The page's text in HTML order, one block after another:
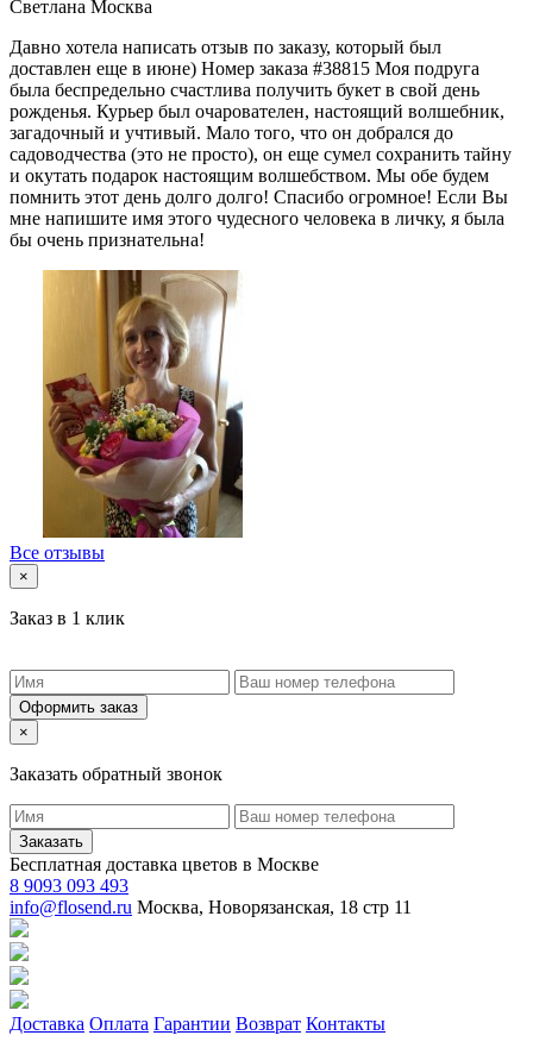
Светлана Москва
Давно хотела написать отзыв по заказу, который был
доставлен еще в июне) Номер заказа #38815 Моя подруга
была беспредельно счастлива получить букет в свой день
рожденья. Курьер был очарователен, настоящий волшебник,
загадочный и учтивый. Мало того, что он добрался до
садоводчества (это не просто), он еще сумел сохранить тайну
и окутать подарок настоящим волшебством. Мы обе будем
помнить этот день долго долго! Спасибо огромное! Если Вы
мне напишите имя этого чудесного человека в личку, я была
бы очень признательна!
Все отзывы
×
Заказ в 1 клик
Оформить заказ
×
Заказать обратный звонок
Заказать
Бесплатная доставка цветов в Москве
8 9093 093 493
info@flosend.ru Москва, Новорязанская, 18 стр 11
Доставка Оплата Гарантии Возврат Контакты